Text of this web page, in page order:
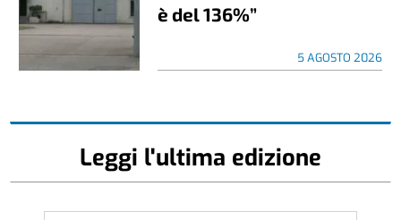
è del 136%”
5 AGOSTO 2026
Leggi l'ultima edizione